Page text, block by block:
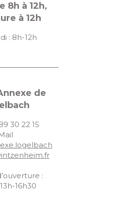
8h à 12h,
à 12h
: 8h-12h
de
30 22 15
:
16h30